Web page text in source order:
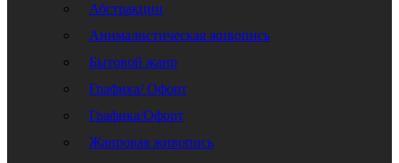
Абстракции
Анималистическая живопись
Бытовой жанр
Графика/ Офорт
Графика/Офорт
Жанровая живопись